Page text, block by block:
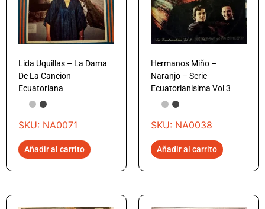
Lida Uquillas – La Dama
De La Cancion
Ecuatoriana
SKU: NA0071
Añadir al carrito
Hermanos Miño –
Naranjo – Serie
Ecuatorianisima Vol 3
SKU: NA0038
Añadir al carrito